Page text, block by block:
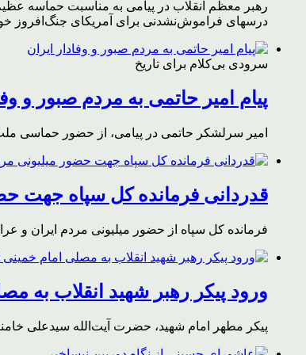
رهبر معظم انقلاب در پیامی به مناسبت حماسه عظیم
درسهای فراموش‌نشدنی برای آمریکای جنگ‌افروز
سرودی بی‌کلام برای تاریخ
پیام امیر حاتمی به مردم صبور و
امیر سرلشکر حاتمی در پیامی، از حضور حماسی
قدردانی فرمانده کل سپاه جهت
فرمانده کل سپاه از حضور میلیونی مردم ایران و
ورود پیکر رهبر شهید انقلاب به
پیکر مطهر امام شهید،‌ حضرت آیت‌الله سیدعلی